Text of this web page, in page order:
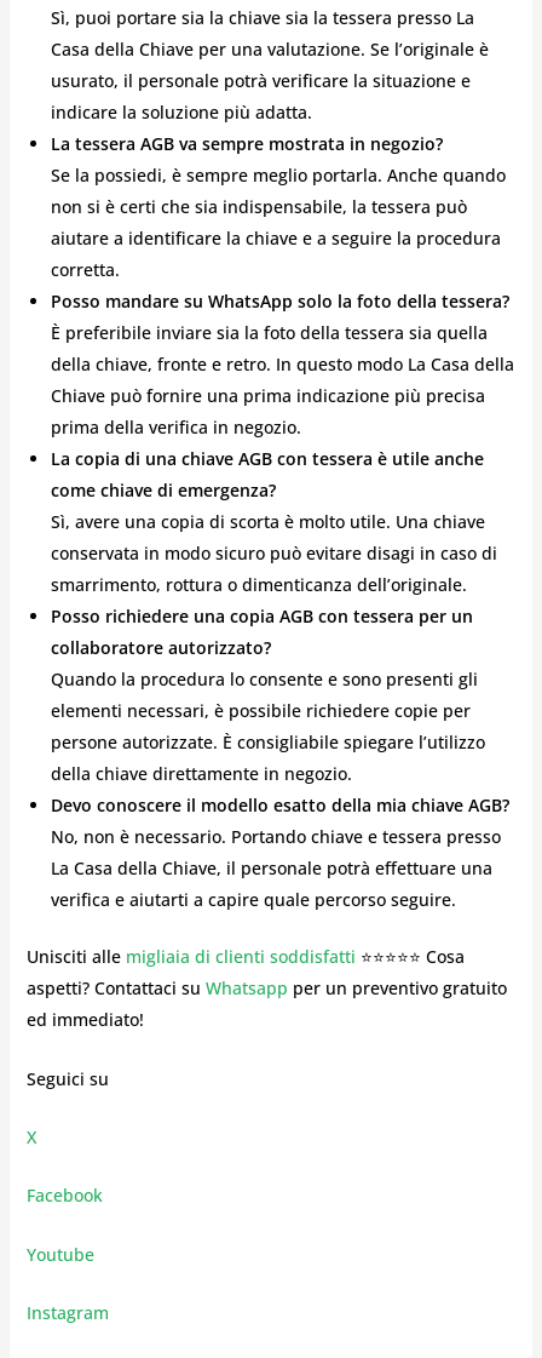
Sì, puoi portare sia la chiave sia la tessera presso La
Casa della Chiave per una valutazione. Se l’originale è
usurato, il personale potrà verificare la situazione e
indicare la soluzione più adatta.
La tessera AGB va sempre mostrata in negozio?
Se la possiedi, è sempre meglio portarla. Anche quando
non si è certi che sia indispensabile, la tessera può
aiutare a identificare la chiave e a seguire la procedura
corretta.
Posso mandare su WhatsApp solo la foto della tessera?
È preferibile inviare sia la foto della tessera sia quella
della chiave, fronte e retro. In questo modo La Casa della
Chiave può fornire una prima indicazione più precisa
prima della verifica in negozio.
La copia di una chiave AGB con tessera è utile anche
come chiave di emergenza?
Sì, avere una copia di scorta è molto utile. Una chiave
conservata in modo sicuro può evitare disagi in caso di
smarrimento, rottura o dimenticanza dell’originale.
Posso richiedere una copia AGB con tessera per un
collaboratore autorizzato?
Quando la procedura lo consente e sono presenti gli
elementi necessari, è possibile richiedere copie per
persone autorizzate. È consigliabile spiegare l’utilizzo
della chiave direttamente in negozio.
Devo conoscere il modello esatto della mia chiave AGB?
No, non è necessario. Portando chiave e tessera presso
La Casa della Chiave, il personale potrà effettuare una
verifica e aiutarti a capire quale percorso seguire.
Unisciti alle migliaia di clienti soddisfatti ⭐⭐⭐⭐⭐ Cosa
aspetti? Contattaci su Whatsapp per un preventivo gratuito
ed immediato!
Seguici su
X
Facebook
Youtube
Instagram